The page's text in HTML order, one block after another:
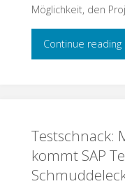
Möglichkeit, den
Continue reading
Testschnack:
kommt SAP